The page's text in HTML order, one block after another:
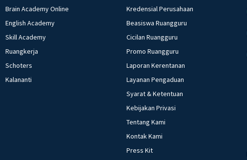
Brain Academy Online
English Academy
Skill Academy
Ruangkerja
Schoters
Kalananti
Kredensial Perusahaan
Beasiswa Ruangguru
Cicilan Ruangguru
Promo Ruangguru
Laporan Kerentanan
Layanan Pengaduan
Syarat & Ketentuan
Kebijakan Privasi
Tentang Kami
Kontak Kami
Press Kit